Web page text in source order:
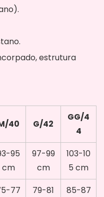
estrutura
40 G/42
GG/4
4
95
cm
97-99
cm
103-10
5 cm
77
79-81
85-87